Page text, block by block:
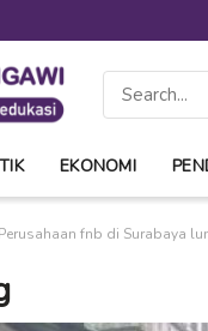
EKONOMI
Perusahaan fnb di Surabaya